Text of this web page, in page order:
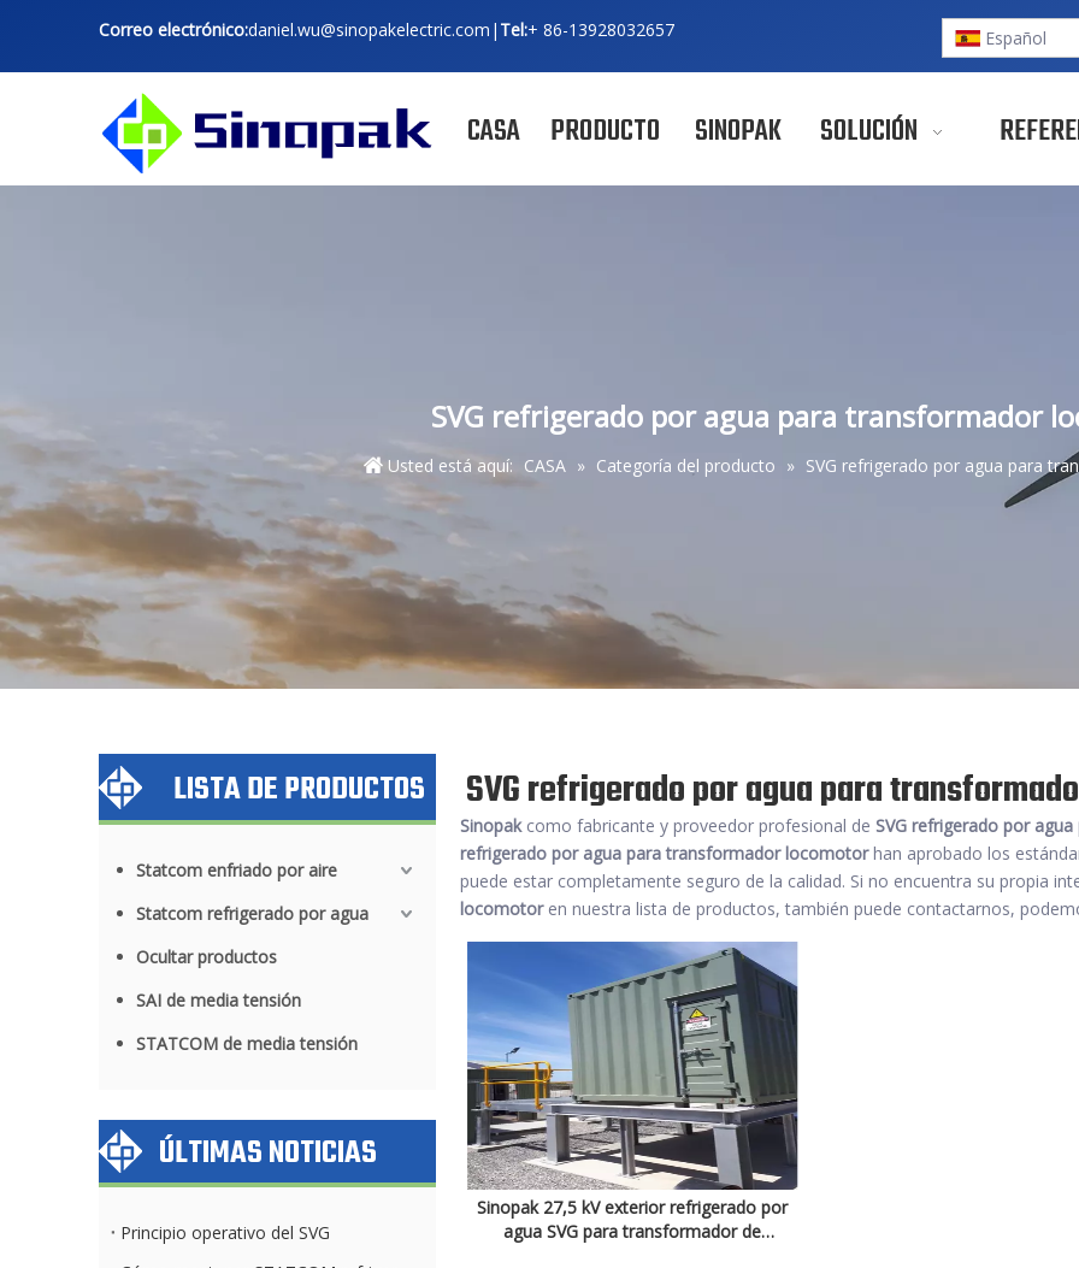
Correo electrónico:daniel.wu@sinopakelectric.com | Tel:+ 86-13928032657 Español
CASA PRODUCTO SINOPAK SOLUCIÓN
SVG refrigerado por agua para transformador
Usted está aquí: CASA » Categoría del producto » SVG refrigerado por agua para
LISTA DE PRODUCTOS
Statcom enfriado por aire
Statcom refrigerado por agua
Ocultar productos
SAI de media tensión
STATCOM de media tensión
ÚLTIMAS NOTICIAS
Principio operativo del SVG
SVG refrigerado por agua para
Sinopakcomo fabricante y proveedor profesional de SVG refrigerado por
refrigerado por agua para transformador locomotorhan aprobado los
puede estar completamente seguro de la calidad. Si no encuentra su propia
locomotoren nuestra lista de productos, también puede contactarnos,
Sinopak 27,5 kV exterior refrigerado por
agua SVG para transformador de